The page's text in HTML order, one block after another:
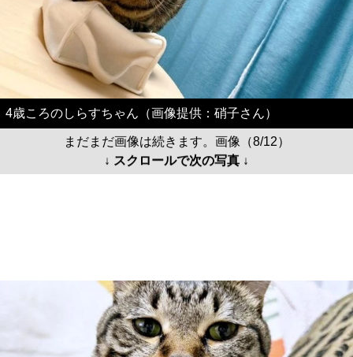
4歳ころのしらすちゃん（画像提供：硝子さん）
まだまだ画像は続きます。画像（8/12）
↓ スクロールで次の写真 ↓